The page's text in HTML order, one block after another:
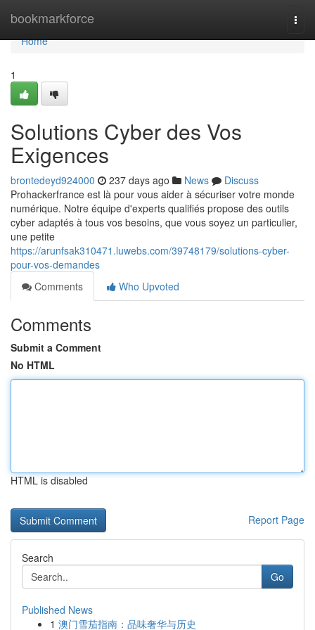
bookmarkforce
Home
Home
1
Solutions Cyber des Vos
Exigences
brontedeyd924000 237 days ago News
Discuss
Prohackerfrance est là pour vous aider à sécuriser votre monde
numérique. Notre équipe d'experts qualifiés propose des outils
cyber adaptés à tous vos besoins, que vous soyez un particulier,
une petite
https://arunfsak310471.luwebs.com/39748179/solutions-cyber-
pour-vos-demandes
Comments
Who Upvoted
Comments
Submit a Comment
No HTML
HTML is disabled
Report Page
Search
Go
Published News
1 澳门雪茄指南：品味奢华与历史